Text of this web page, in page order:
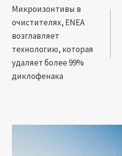
по
записям
Микроизонтивы в
очистителях, ENEA
возглавляет
технологию, которая
удаляет более 99%
диклофенака